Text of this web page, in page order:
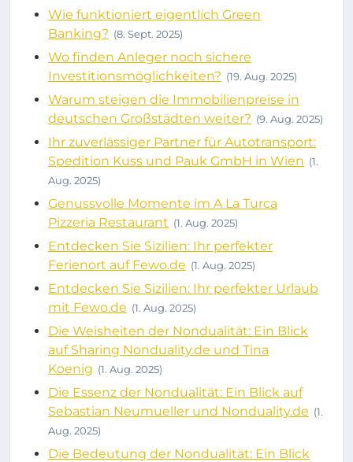
Wie funktioniert eigentlich Green
Banking? (8. Sept. 2025)
Wo finden Anleger noch sichere
Investitionsmöglichkeiten? (19. Aug. 2025)
Warum steigen die Immobilienpreise in
deutschen Großstädten weiter? (9. Aug. 2025)
Ihr zuverlässiger Partner für Autotransport:
Spedition Kuss und Pauk GmbH in Wien (1.
Aug. 2025)
Genussvolle Momente im A La Turca
Pizzeria Restaurant (1. Aug. 2025)
Entdecken Sie Sizilien: Ihr perfekter
Ferienort auf Fewo.de (1. Aug. 2025)
Entdecken Sie Sizilien: Ihr perfekter Urlaub
mit Fewo.de (1. Aug. 2025)
Die Weisheiten der Nondualität: Ein Blick
auf Sharing Nonduality.de und Tina
Koenig (1. Aug. 2025)
Die Essenz der Nondualität: Ein Blick auf
Sebastian Neumueller und Nonduality.de (1.
Aug. 2025)
Die Bedeutung der Nondualität: Ein Blick